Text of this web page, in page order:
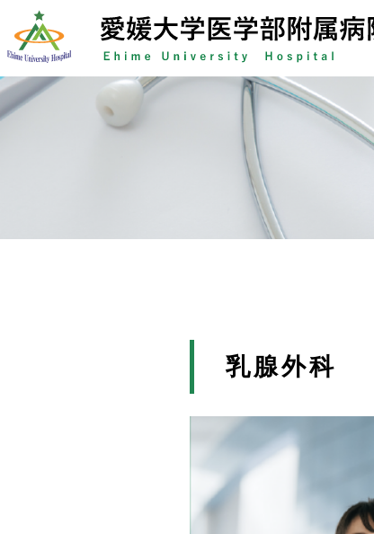
content
乳腺外科